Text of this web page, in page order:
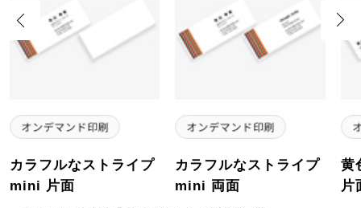
カラフルなストライプ
mini 片面
カラフルなストライプ
mini 両面
黄
片
Previous Next